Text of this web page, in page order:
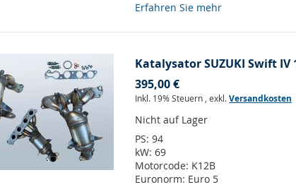
Erfahren Sie mehr
Katalysator SUZUKI Swift IV
395,00 €
Inkl. 19% Steuern ,exkl.Versandkosten
Nicht auf Lager
PS:94
kW:69
Motorcode: K12B
Euronorm: Euro 5